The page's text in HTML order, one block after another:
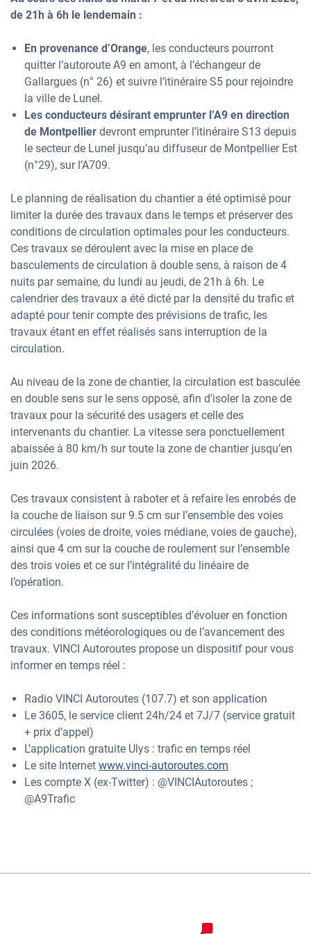
de 21h à 6h le lendemain :
En provenance d’Orange, les conducteurs pourront
quitter l’autoroute A9 en amont, à l’échangeur de
Gallargues (n° 26) et suivre l’itinéraire S5 pour rejoindre
la ville de Lunel.
Les conducteurs désirant emprunter l’A9 en direction
de Montpellier devront emprunter l’itinéraire S13 depuis
le secteur de Lunel jusqu’au diffuseur de Montpellier Est
(n°29), sur l’A709.
Le planning de réalisation du chantier a été optimisé pour
limiter la durée des travaux dans le temps et préserver des
conditions de circulation optimales pour les conducteurs.
Ces travaux se déroulent avec la mise en place de
basculements de circulation à double sens, à raison de 4
nuits par semaine, du lundi au jeudi, de 21h à 6h. Le
calendrier des travaux a été dicté par la densité du trafic et
adapté pour tenir compte des prévisions de trafic, les
travaux étant en effet réalisés sans interruption de la
circulation.
Au niveau de la zone de chantier, la circulation est basculée
en double sens sur le sens opposé, afin d’isoler la zone de
travaux pour la sécurité des usagers et celle des
intervenants du chantier. La vitesse sera ponctuellement
abaissée à 80 km/h sur toute la zone de chantier jusqu’en
juin 2026.
Ces travaux consistent à raboter et à refaire les enrobés de
la couche de liaison sur 9.5 cm sur l’ensemble des voies
circulées (voies de droite, voies médiane, voies de gauche),
ainsi que 4 cm sur la couche de roulement sur l’ensemble
des trois voies et ce sur l’intégralité du linéaire de
l’opération.
Ces informations sont susceptibles d’évoluer en fonction
des conditions météorologiques ou de l’avancement des
travaux. VINCI Autoroutes propose un dispositif pour vous
informer en temps réel :
Radio VINCI Autoroutes (107.7) et son application
Le 3605, le service client 24h/24 et 7J/7 (service gratuit
+ prix d’appel)
L’application gratuite Ulys : trafic en temps réel
Le site Internet www.vinci-autoroutes.com
Les compte X (ex-Twitter) : @VINCIAutoroutes ;
@A9Trafic